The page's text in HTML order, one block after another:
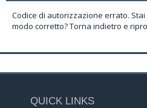
Codice di autorizzazione errato.
modo corretto? Torna indietro e
QUICK LINKS